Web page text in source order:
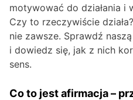
motywować do działania i
Czy to rzeczywiście
nie zawsze. Sprawdź
i dowiedz się, jak z nich
sens.
Co to jest afirmacja –